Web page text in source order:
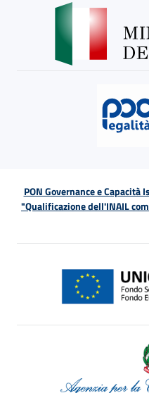
PON Governance e
"Qualificazione dell'INAIL